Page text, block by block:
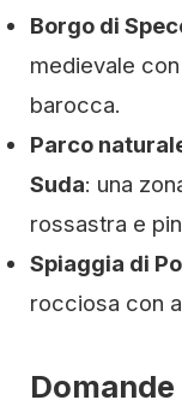
Borgo di
medievale
barocca.
Parco
Suda: una
rossastra e
Spiaggia di
rocciosa con